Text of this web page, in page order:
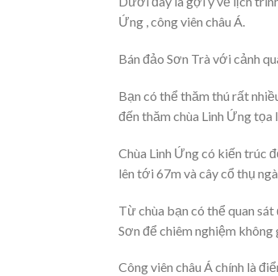
Ứng , công viên châu Á.
Bán đảo Sơn Trà với cảnh
Bạn có thể thăm thú rất
đến thăm chùa Linh Ứng
Chùa Linh Ứng có kiến trúc
lên tới 67m và cây cổ thụ
Từ chùa bạn có thể quan
Sơn để chiêm nghiệm không
Công viên châu Á chính là